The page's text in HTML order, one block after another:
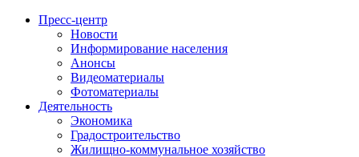
Пресс-центр
Новости
Информирование населения
Анонсы
Видеоматериалы
Фотоматериалы
Деятельность
Экономика
Градостроительство
Жилищно-коммунальное хозяйство